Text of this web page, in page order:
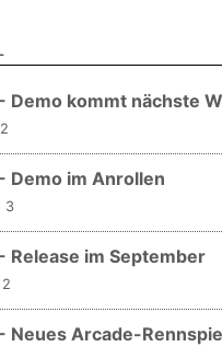
Demo kommt nächste
2
Demo im Anrollen
3
Release im September
2
Neues Arcade-